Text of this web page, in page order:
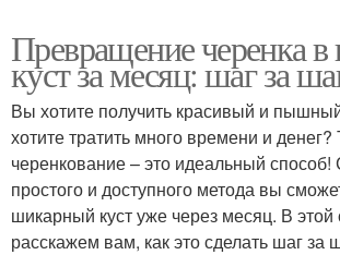
Превращение черенка
куст за месяц: шаг за
Вы хотите получить красивый и
хотите тратить много времени и денег?
черенкование – это идеальный
простого и доступного метода вы
шикарный куст уже через месяц. В этой
расскажем вам, как это сделать шаг за